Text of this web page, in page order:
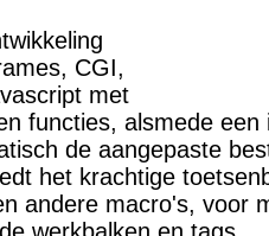
CGI,
met
functies, alsmede een
de aangepaste
het krachtige
andere macro's, voor